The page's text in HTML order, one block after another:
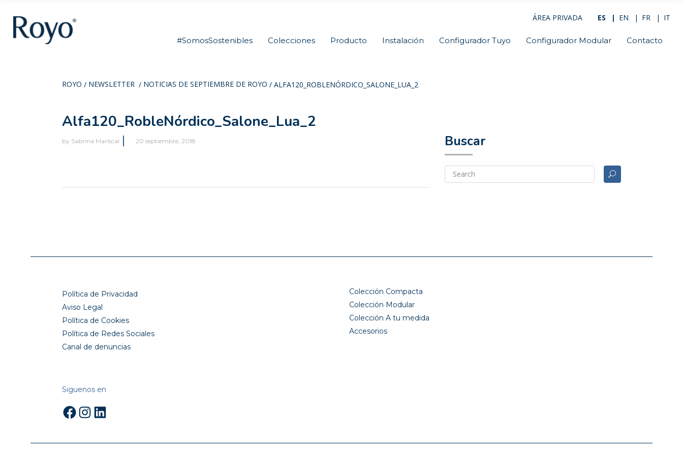
ÁREA PRIVADA ES EN FR IT
#SomosSostenibles Colecciones Producto Instalación Configurador Tuyo Configurador Modular Contacto
ROYO / NEWSLETTER / NOTICIAS DE SEPTIEMBRE DE ROYO / ALFA120_ROBLENÓRDICO_SALONE_LUA_2
Alfa120_RobleNórdico_Salone_Lua_2
by Sabrina Mariscal 20 septiembre, 2018 Buscar
Política de Privacidad
Aviso Legal
Política de Cookies
Política de Redes Sociales
Canal de denuncias
Siguenos en
Facebook
Instagram
LinkedIn
Colección Compacta
Colección Modular
Colección A tu medida
Accesorios